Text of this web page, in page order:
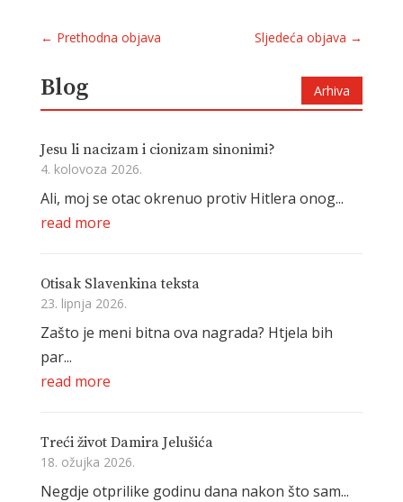
← Prethodna objava Sljedeća objava →
Blog Arhiva
Jesu li nacizam i cionizam sinonimi?
4. kolovoza 2026.
Ali, moj se otac okrenuo protiv Hitlera onog...
read more
Otisak Slavenkina teksta
23. lipnja 2026.
Zašto je meni bitna ova nagrada? Htjela bih
par...
read more
Treći život Damira Jelušića
18. ožujka 2026.
Negdje otprilike godinu dana nakon što sam...